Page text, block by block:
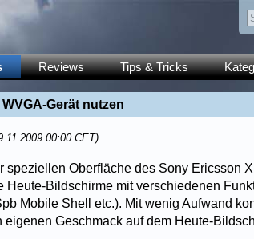
Reviews Tips & Tricks
Gerät nutzen
00:00 CET)
speziellen Oberfläche des Sony Ericsson
Heute-Bildschirme mit verschiedenen
Mobile Shell etc.). Mit wenig Aufwand
eigenen Geschmack auf dem Heute-